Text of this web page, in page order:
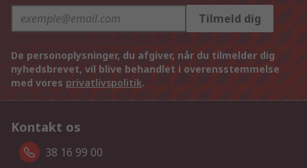
Tilmeld dig
De personoplysninger, du afgiver, når du tilmelder dig
nyhedsbrevet, vil blive behandlet i overensstemmelse
med vores privatlivspolitik.
Kontakt os
38 16 99 00